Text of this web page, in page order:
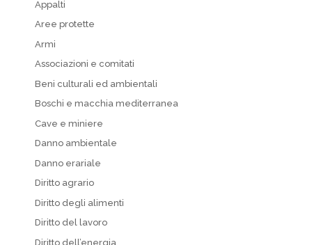
Appalti
Aree protette
Armi
Associazioni e comitati
Beni culturali ed ambientali
Boschi e macchia mediterranea
Cave e miniere
Danno ambientale
Danno erariale
Diritto agrario
Diritto degli alimenti
Diritto del lavoro
Diritto dell’energia